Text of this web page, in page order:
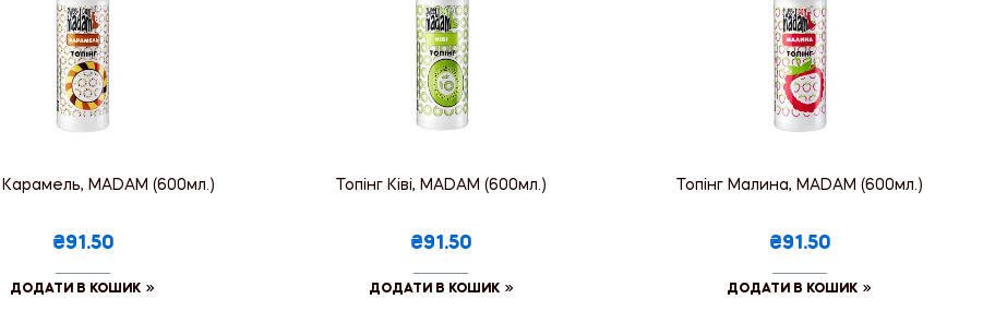
Карамель, MADAM (600мл.)
₴91.50
ДОДАТИ В КОШИК
Топінг Ківі, MADAM (600мл.)
₴91.50
ДОДАТИ В КОШИК
Топінг Малина, MADAM (600мл.)
₴91.50
ДОДАТИ В КОШИК